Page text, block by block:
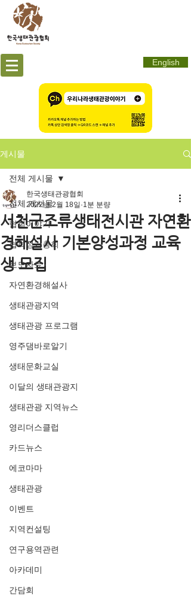
English
게시물
전체 게시물
협회이야기
협회정기총회
보도자료
자연환경해설사
생태관광지역
생태관광 프로그램
영주댐바로알기
생태문화교실
이달의 생태관광지
생태관광 지역뉴스
영리더스클럽
카드뉴스
에코마마
생태관광
이벤트
지역컨설팅
연구용역관련
아카데미
간담회
전체 게시물
서천군조류생태전시관 자연환
경해설사 기본양성과정 교육
생 모집
한국생태관광협회
2022년 2월 18일 1분 분량